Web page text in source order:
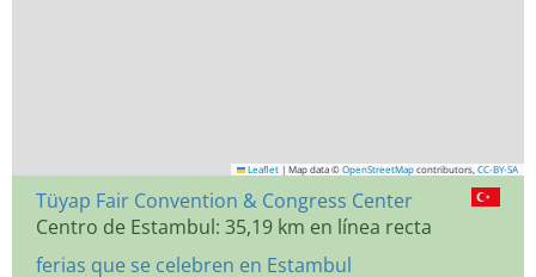
Leaflet | Map data © OpenStreetMap contributors, CC-BY-SA
Tüyap Fair Convention & Congress Center
Centro de Estambul: 35,19 km en línea recta
ferias que se celebren en Estambul